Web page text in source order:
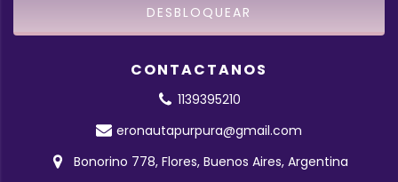
CONTACTANOS
1139395210
eronautapurpura@gmail.com
Bonorino 778, Flores, Buenos Aires, Argentina